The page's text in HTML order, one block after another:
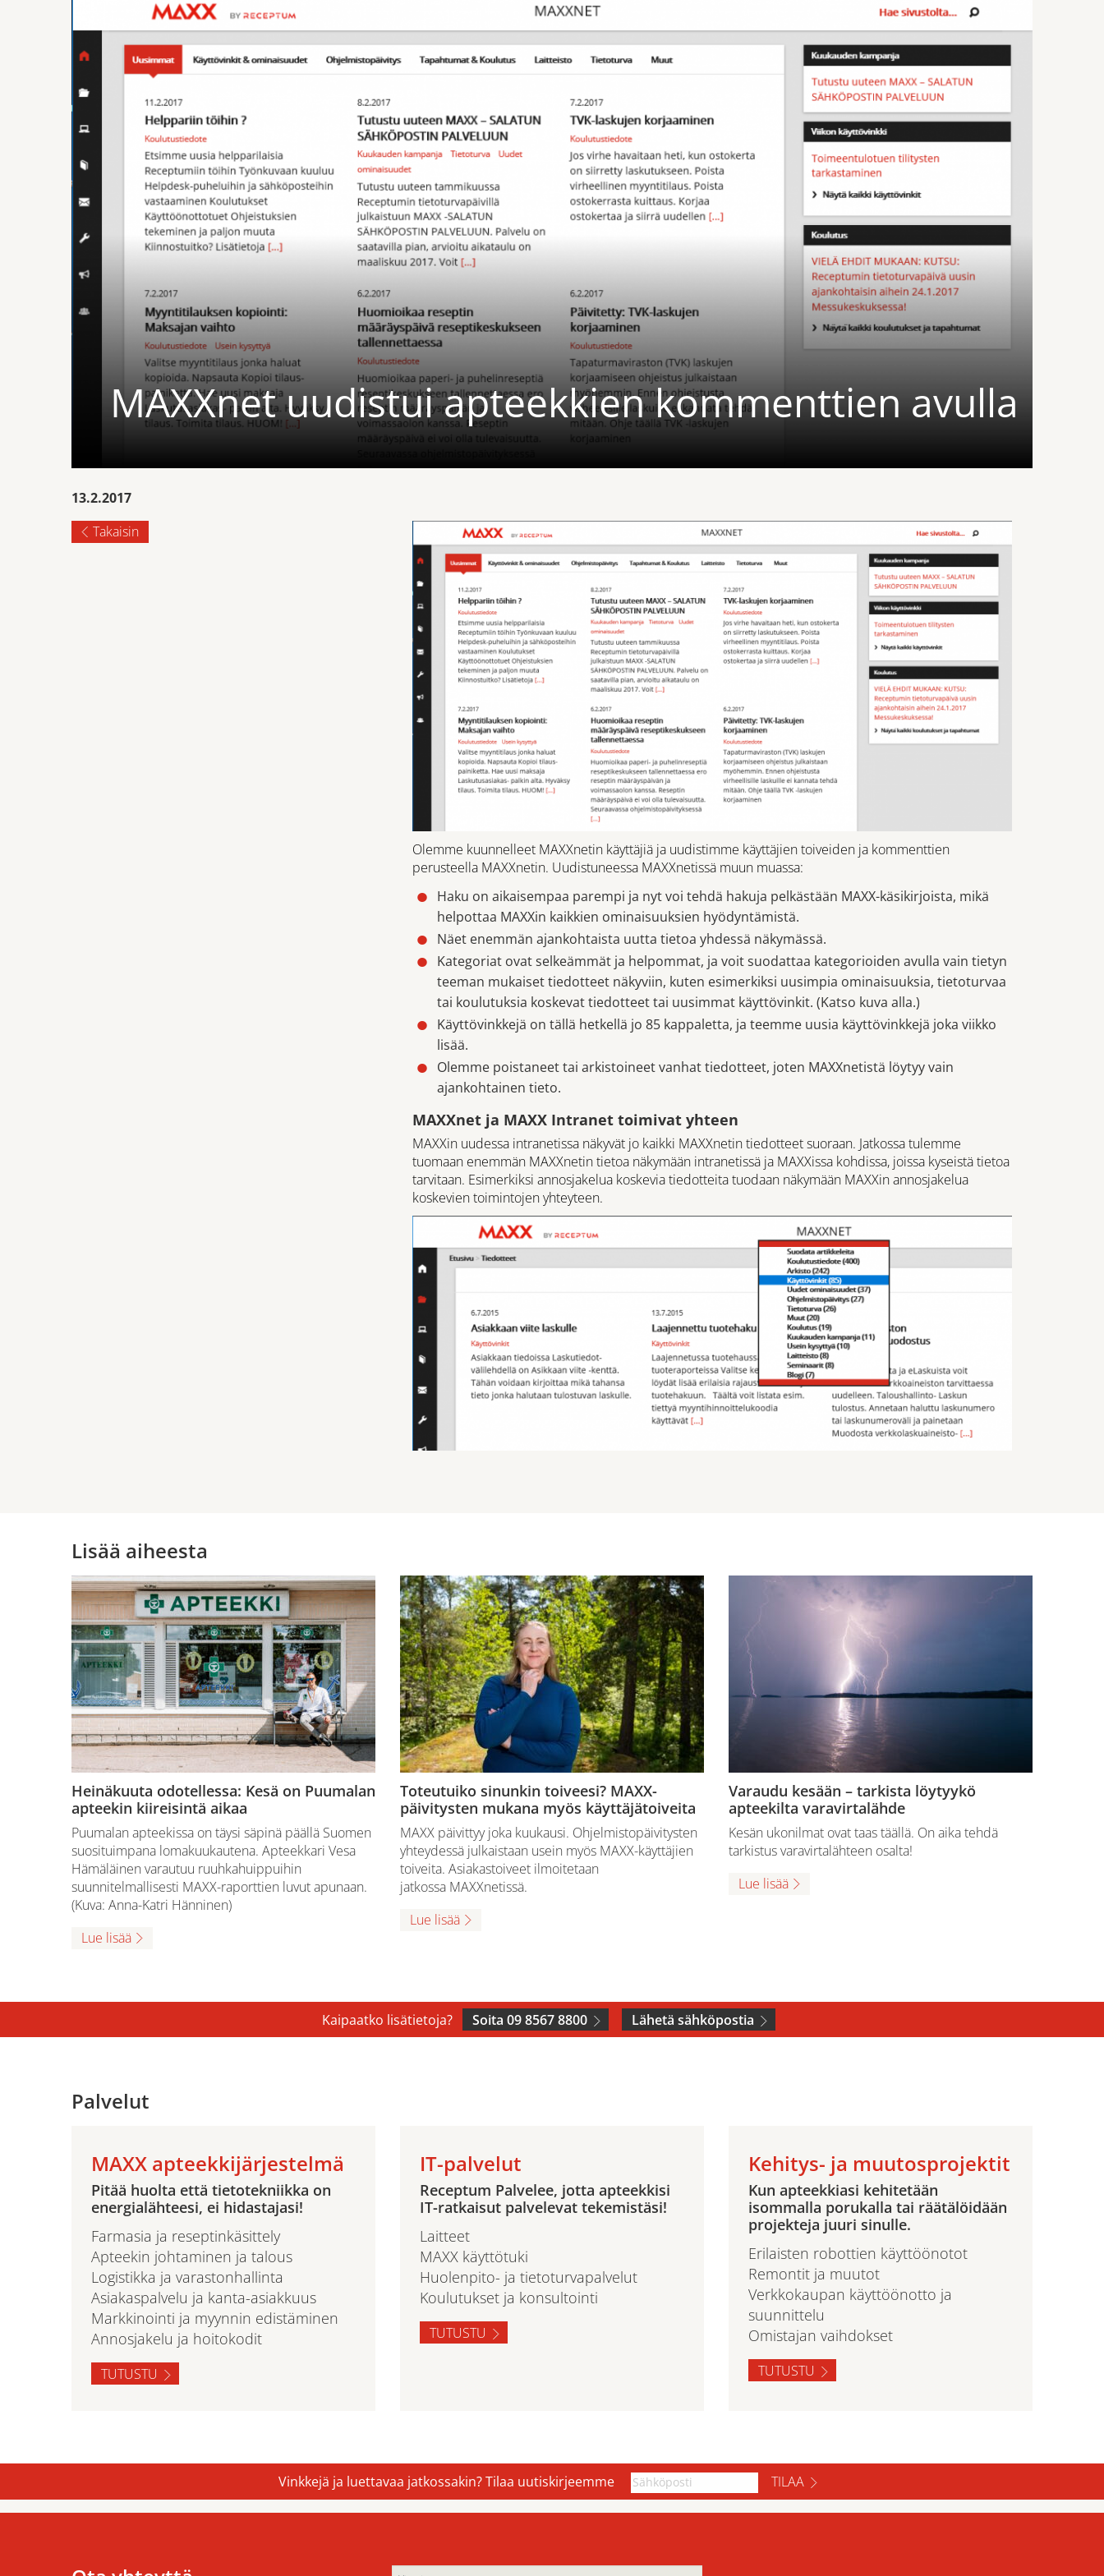
MAXXnet uudistui apteekkien kommenttien avulla
13.2.2017
Takaisin
Olemme kuunnelleet MAXXnetin käyttäjiä ja uudistimme käyttäjien toiveiden ja kommenttien
perusteella MAXXnetin. Uudistuneessa MAXXnetissä muun muassa:
Haku on aikaisempaa parempi ja nyt voi tehdä hakuja pelkästään MAXX-käsikirjoista, mikä
helpottaa MAXXin kaikkien ominaisuuksien hyödyntämistä.
Näet enemmän ajankohtaista uutta tietoa yhdessä näkymässä.
Kategoriat ovat selkeämmät ja helpommat, ja voit suodattaa kategorioiden avulla vain tietyn
teeman mukaiset tiedotteet näkyviin, kuten esimerkiksi uusimpia ominaisuuksia, tietoturvaa
tai koulutuksia koskevat tiedotteet tai uusimmat käyttövinkit. (Katso kuva alla.)
Käyttövinkkejä on tällä hetkellä jo 85 kappaletta, ja teemme uusia käyttövinkkejä joka viikko
lisää.
Olemme poistaneet tai arkistoineet vanhat tiedotteet, joten MAXXnetistä löytyy vain
ajankohtainen tieto.
MAXXnet ja MAXX Intranet toimivat yhteen
MAXXin uudessa intranetissa näkyvät jo kaikki MAXXnetin tiedotteet suoraan. Jatkossa tulemme
tuomaan enemmän MAXXnetin tietoa näkymään intranetissä ja MAXXissa kohdissa, joissa kyseistä tietoa
tarvitaan. Esimerkiksi annosjakelua koskevia tiedotteita tuodaan näkymään MAXXin annosjakelua
koskevien toimintojen yhteyteen.
Lisää aiheesta
Heinäkuuta odotellessa: Kesä on Puumalan
apteekin kiireisintä aikaa
Puumalan apteekissa on täysi säpinä päällä Suomen
suosituimpana lomakuukautena. Apteekkari Vesa
Hämäläinen varautuu ruuhkahuippuihin
suunnitelmallisesti MAXX-raporttien luvut apunaan.
(Kuva: Anna-Katri Hänninen)
Lue lisää
Toteutuiko sinunkin toiveesi? MAXX-
päivitysten mukana myös käyttäjätoiveita
MAXX päivittyy joka kuukausi. Ohjelmistopäivitysten
yhteydessä julkaistaan usein myös MAXX-käyttäjien
toiveita. Asiakastoiveet ilmoitetaan
jatkossa MAXXnetissä.
Lue lisää
Varaudu kesään – tarkista löytyykö
apteekilta varavirtalähde
Kesän ukonilmat ovat taas täällä. On aika tehdä
tarkistus varavirtalähteen osalta!
Lue lisää
Kaipaatko lisätietoja? Soita 09 8567 8800 Lähetä sähköpostia
Palvelut
MAXX apteekkijärjestelmä
Pitää huolta että tietotekniikka on
energialähteesi, ei hidastajasi!
Farmasia ja reseptinkäsittely
Apteekin johtaminen ja talous
Logistikka ja varastonhallinta
Asiakaspalvelu ja kanta-asiakkuus
Markkinointi ja myynnin edistäminen
Annosjakelu ja hoitokodit
TUTUSTU
IT-palvelut
Receptum Palvelee, jotta apteekkisi
IT-ratkaisut palvelevat tekemistäsi!
Laitteet
MAXX käyttötuki
Huolenpito- ja tietoturvapalvelut
Koulutukset ja konsultointi
TUTUSTU
Kehitys- ja muutosprojektit
Kun apteekkiasi kehitetään
isommalla porukalla tai räätälöidään
projekteja juuri sinulle.
Erilaisten robottien käyttöönotot
Remontit ja muutot
Verkkokaupan käyttöönotto ja
suunnittelu
Omistajan vaihdokset
TUTUSTU
Vinkkejä ja luettavaa jatkossakin? Tilaa uutiskirjeemme TILAA